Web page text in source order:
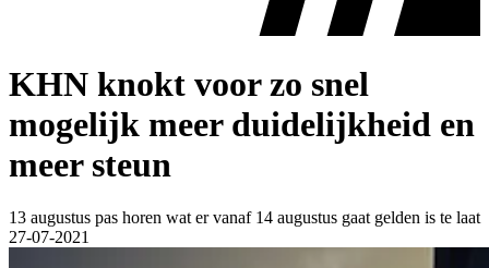
KHN knokt voor zo snel
mogelijk meer duidelijkheid en
meer steun
13 augustus pas horen wat er vanaf 14 augustus gaat gelden is te laat
27-07-2021